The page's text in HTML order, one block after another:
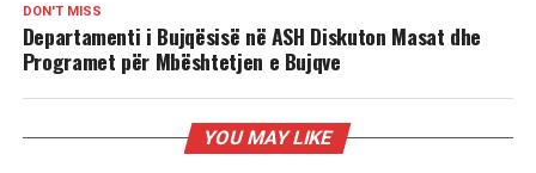
DON'T MISS
Departamenti i Bujqësisë në ASH Diskuton Masat dhe
Programet për Mbështetjen e Bujqve
YOU MAY LIKE